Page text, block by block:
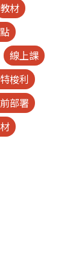
教材
線上課
梭利
部署